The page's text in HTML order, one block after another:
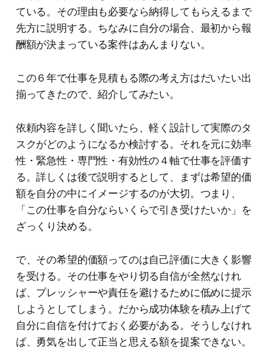
ている。その理由も必要なら納得してもらえるまで
先方に説明する。ちなみに自分の場合、最初から報
酬額が決まっている案件はあんまりない。
この６年で仕事を見積もる際の考え方はだいたい出
揃ってきたので、紹介してみたい。
依頼内容を詳しく聞いたら、軽く設計して実際のタ
スクがどのようになるか検討する。それを元に効率
性・緊急性・専門性・有効性の４軸で仕事を評価す
る。詳しくは後で説明するとして、まずは希望的価
額を自分の中にイメージするのが大切。つまり、
「この仕事を自分ならいくらで引き受けたいか」を
ざっくり決める。
で、その希望的価額ってのは自己評価に大きく影響
を受ける。その仕事をやり切る自信が全然なけれ
ば、プレッシャーや責任を避けるために低めに提示
しようとしてしまう。だから成功体験を積み上げて
自分に自信を付けておく必要がある。そうしなけれ
ば、勇気を出して正当と思える額を提案できない。